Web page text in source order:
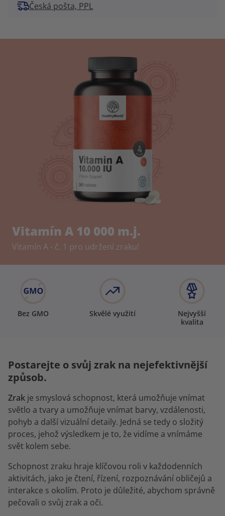
Česká pošta, PPL
Vitamín A 10 000 m.j.
Vitamín A - č. 1 pro udržení zraku!
Bez GMO Skvělé využití
Nejvyšší
kvalita
Postarejte o svůj zrak na nejefektivnější
způsob.
Zrak je smyslová schopnost, která umožňuje vnímat
světlo a tvary a umožňuje vnímat barvy, vzdálenosti,
pohyb a další vizuální detaily. Jedná se tedy o složitý
proces, jehož výsledkem je to, že vidíme a vnímáme
svět kolem sebe.
Schopnost zraku hraje klíčovou roli v každodenních
aktivitách, jako je čtení, řízení, rozpoznávání obličejů a
interakce s okolím. Proto je důležité, abychom správně
pečovali o svůj zrak a oči.